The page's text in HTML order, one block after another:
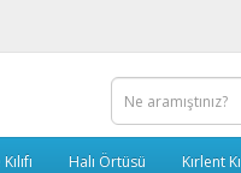
Halı Örtüsü Kırlent